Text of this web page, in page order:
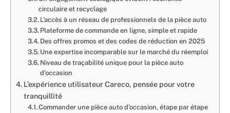
circulaire et recyclage
L’accès à un réseau de professionnels de la pièce auto
Plateforme de commande en ligne, simple et rapide
Des offres promos et des codes de réduction en 2025
Une expertise incomparable sur le marché du réemploi
Niveau de traçabilité unique pour la pièce auto
d’occasion
L’expérience utilisateur Careco, pensée pour votre
tranquillité
Commander une pièce auto d’occasion, étape par étape